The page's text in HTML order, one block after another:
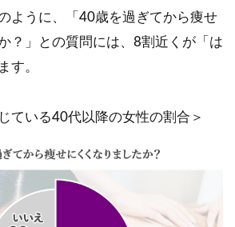
ように、「40歳を過ぎてから痩せ
？」との質問には、8割近くが「は
す。
ている40代以降の女性の割合＞